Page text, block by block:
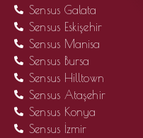
Sensus Galata
Sensus Eskişehir
Sensus Manisa
Sensus Bursa
Sensus Hilltown
Sensus Ataşehir
Sensus Konya
Sensus İzmir